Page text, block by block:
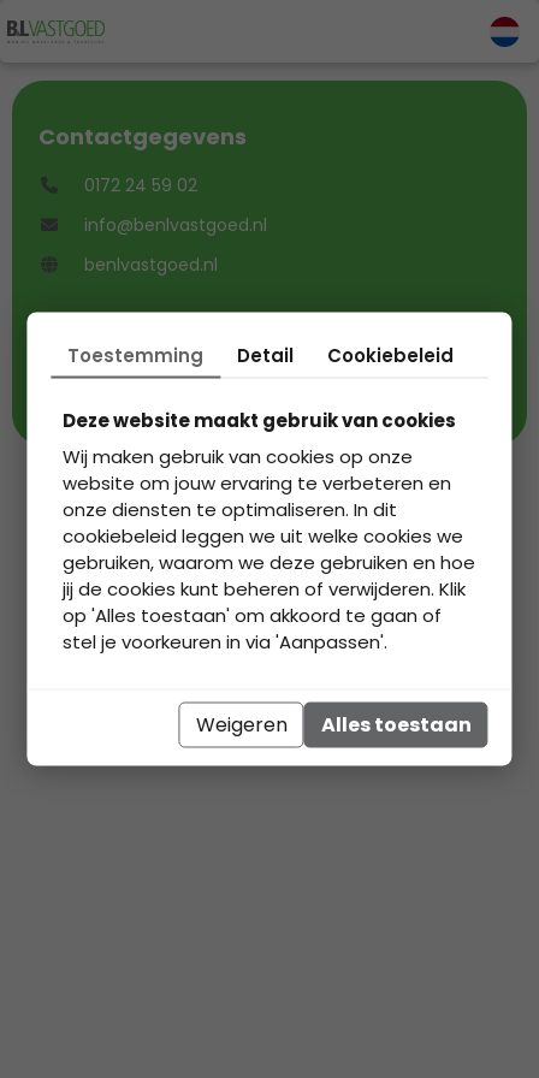
Contactgegevens
0172 24 59 02
info@benlvastgoed.nl
benlvastgoed.nl
2026 © B & L Vastgoed - Alle rechten voorbehouden
Powered by
Toestemming Detail Cookiebeleid
Deze website maakt gebruik van cookies
Wij maken gebruik van cookies op onze
website om jouw ervaring te verbeteren en
onze diensten te optimaliseren. In dit
cookiebeleid leggen we uit welke cookies we
gebruiken, waarom we deze gebruiken en hoe
jij de cookies kunt beheren of verwijderen. Klik
op 'Alles toestaan' om akkoord te gaan of
stel je voorkeuren in via 'Aanpassen'.
Weigeren Alles toestaan